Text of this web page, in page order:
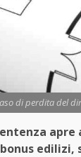
di perdita del
edilizi,